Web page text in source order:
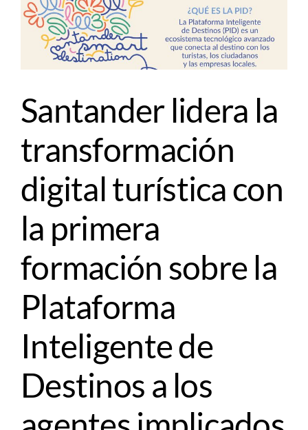
Santander lidera la
transformación
digital turística con
la primera
formación sobre la
Plataforma
Inteligente de
Destinos a los